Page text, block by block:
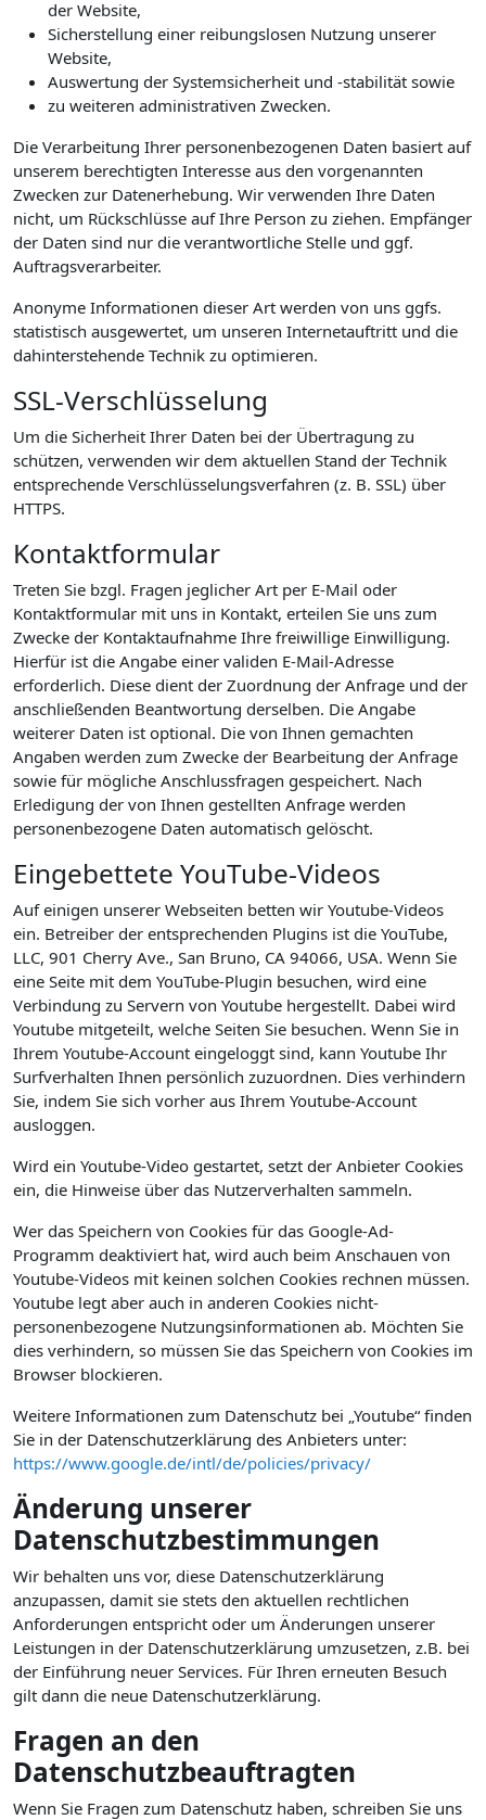
der Website,
Sicherstellung einer reibungslosen Nutzung unserer
Website,
Auswertung der Systemsicherheit und -stabilität sowie
zu weiteren administrativen Zwecken.
Die Verarbeitung Ihrer personenbezogenen Daten basiert auf
unserem berechtigten Interesse aus den vorgenannten
Zwecken zur Datenerhebung. Wir verwenden Ihre Daten
nicht, um Rückschlüsse auf Ihre Person zu ziehen. Empfänger
der Daten sind nur die verantwortliche Stelle und ggf.
Auftragsverarbeiter.
Anonyme Informationen dieser Art werden von uns ggfs.
statistisch ausgewertet, um unseren Internetauftritt und die
dahinterstehende Technik zu optimieren.
SSL-Verschlüsselung
Um die Sicherheit Ihrer Daten bei der Übertragung zu
schützen, verwenden wir dem aktuellen Stand der Technik
entsprechende Verschlüsselungsverfahren (z. B. SSL) über
HTTPS.
Kontaktformular
Treten Sie bzgl. Fragen jeglicher Art per E-Mail oder
Kontaktformular mit uns in Kontakt, erteilen Sie uns zum
Zwecke der Kontaktaufnahme Ihre freiwillige Einwilligung.
Hierfür ist die Angabe einer validen E-Mail-Adresse
erforderlich. Diese dient der Zuordnung der Anfrage und der
anschließenden Beantwortung derselben. Die Angabe
weiterer Daten ist optional. Die von Ihnen gemachten
Angaben werden zum Zwecke der Bearbeitung der Anfrage
sowie für mögliche Anschlussfragen gespeichert. Nach
Erledigung der von Ihnen gestellten Anfrage werden
personenbezogene Daten automatisch gelöscht.
Eingebettete YouTube-Videos
Auf einigen unserer Webseiten betten wir Youtube-Videos
ein. Betreiber der entsprechenden Plugins ist die YouTube,
LLC, 901 Cherry Ave., San Bruno, CA 94066, USA. Wenn Sie
eine Seite mit dem YouTube-Plugin besuchen, wird eine
Verbindung zu Servern von Youtube hergestellt. Dabei wird
Youtube mitgeteilt, welche Seiten Sie besuchen. Wenn Sie in
Ihrem Youtube-Account eingeloggt sind, kann Youtube Ihr
Surfverhalten Ihnen persönlich zuzuordnen. Dies verhindern
Sie, indem Sie sich vorher aus Ihrem Youtube-Account
ausloggen.
Wird ein Youtube-Video gestartet, setzt der Anbieter Cookies
ein, die Hinweise über das Nutzerverhalten sammeln.
Wer das Speichern von Cookies für das Google-Ad-
Programm deaktiviert hat, wird auch beim Anschauen von
Youtube-Videos mit keinen solchen Cookies rechnen müssen.
Youtube legt aber auch in anderen Cookies nicht-
personenbezogene Nutzungsinformationen ab. Möchten Sie
dies verhindern, so müssen Sie das Speichern von Cookies im
Browser blockieren.
Weitere Informationen zum Datenschutz bei „Youtube“ finden
Sie in der Datenschutzerklärung des Anbieters unter:
https://www.google.de/intl/de/policies/privacy/
Änderung unserer
Datenschutzbestimmungen
Wir behalten uns vor, diese Datenschutzerklärung
anzupassen, damit sie stets den aktuellen rechtlichen
Anforderungen entspricht oder um Änderungen unserer
Leistungen in der Datenschutzerklärung umzusetzen, z.B. bei
der Einführung neuer Services. Für Ihren erneuten Besuch
gilt dann die neue Datenschutzerklärung.
Fragen an den
Datenschutzbeauftragten
Wenn Sie Fragen zum Datenschutz haben, schreiben Sie uns